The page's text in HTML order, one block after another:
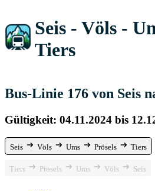
Seis - Völs -
Tiers
Bus-Linie 176 von Seis
Gültigkeit: 04.11.2024 bis
Seis Völs Ums Prösels Tiers
Tiers Prösels Ums Völs Seis